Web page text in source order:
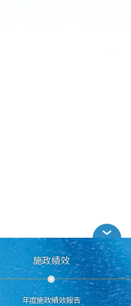
施政績效
年度施政績效報告